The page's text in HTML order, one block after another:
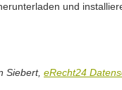
und
Siebert, eRecht24